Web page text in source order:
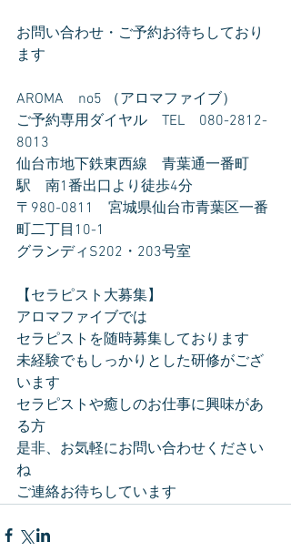
お問い合わせ・ご予約お待ちしており
ます
AROMA　no5 （アロマファイブ）
ご予約専用ダイヤル　TEL　080-2812-
8013
仙台市地下鉄東西線　青葉通一番町
駅　南1番出口より徒歩4分
〒980-0811　宮城県仙台市青葉区一番
町二丁目10-1
グランディS202・203号室
【セラピスト大募集】
アロマファイブでは
セラピストを随時募集しております
未経験でもしっかりとした研修がござ
います
セラピストや癒しのお仕事に興味があ
る方
是非、お気軽にお問い合わせください
ね
ご連絡お待ちしています